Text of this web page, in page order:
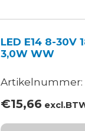
LED E14 8-30V
3,0W WW
Artikelnummer:
€15,66